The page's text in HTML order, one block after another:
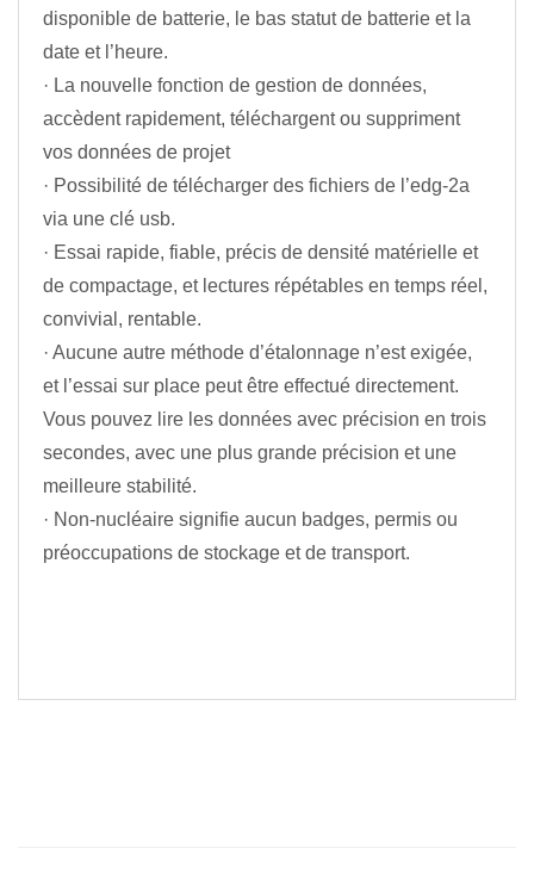
disponible de batterie, le bas statut de batterie et la
date et l’heure.
· La nouvelle fonction de gestion de données,
accèdent rapidement, téléchargent ou suppriment
vos données de projet
· Possibilité de télécharger des fichiers de l’edg-2a
via une clé usb.
· Essai rapide, fiable, précis de densité matérielle et
de compactage, et lectures répétables en temps réel,
convivial, rentable.
· Aucune autre méthode d’étalonnage n’est exigée,
et l’essai sur place peut être effectué directement.
Vous pouvez lire les données avec précision en trois
secondes, avec une plus grande précision et une
meilleure stabilité.
· Non-nucléaire signifie aucun badges, permis ou
préoccupations de stockage et de transport.